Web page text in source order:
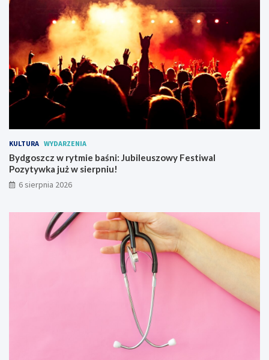
c
a
r
u
c
h
m
w
a
j
y
KULTURA WYDARZENIA
Bydgoszcz w rytmie baśni: Jubileuszowy Festiwal
Pozytywka już w sierpniu!
6 sierpnia 2026